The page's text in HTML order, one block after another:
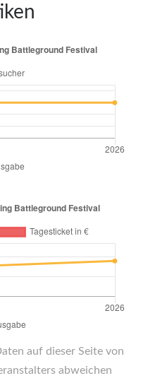
auf dieser Seite von
abweichen